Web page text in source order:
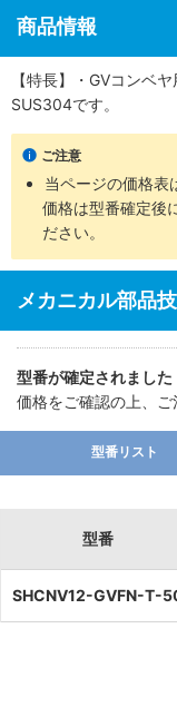
商品情報
【特長】・GVコンベ
SUS304です。
ご注意
当ページの価格表
価格は型番確定後
ださい。
メカニカル部品
型番が確定されました
価格をご確認の上、
型番リスト
型番
SHCNV12-GVFN-T-